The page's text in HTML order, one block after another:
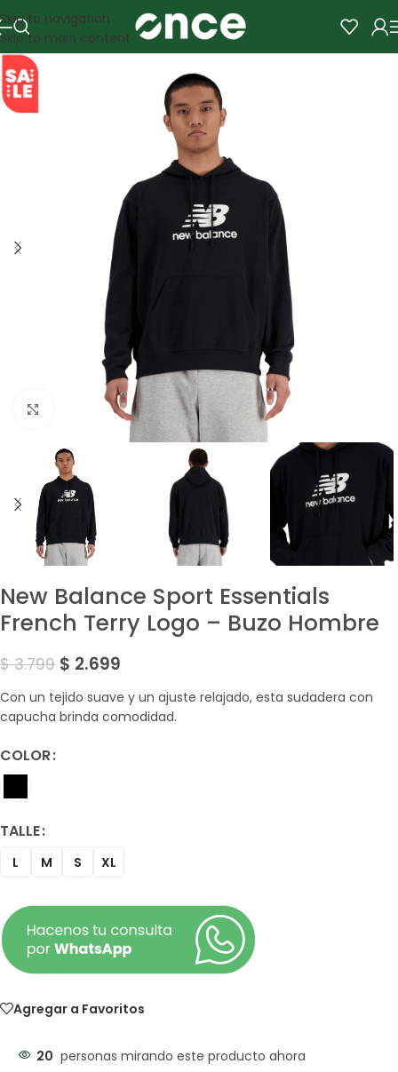
Skip to navigation
Skip to main content
SALE
Amplía la Imagen
New Balance Sport Essentials
French Terry Logo – Buzo Hombre
$3.799 $ 2.699
Con un tejido suave y un ajuste relajado, esta sudadera con
capucha brinda comodidad.
COLOR
TALLE
L M S XL
Agregar a Favoritos
20 personas mirando este producto ahora